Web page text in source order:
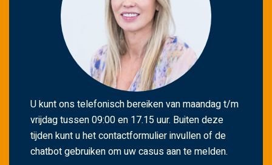
eU kunt ons telefonisch bereiken van maandag t/m
vrijdag tussen 09:00 en 17.15 uur. Buiten deze
tijden kunt u het contactformulier invullen of de
chatbot gebruiken om uw casus aan te melden.